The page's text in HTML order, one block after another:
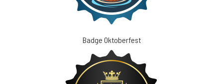
Badge Oktoberfest